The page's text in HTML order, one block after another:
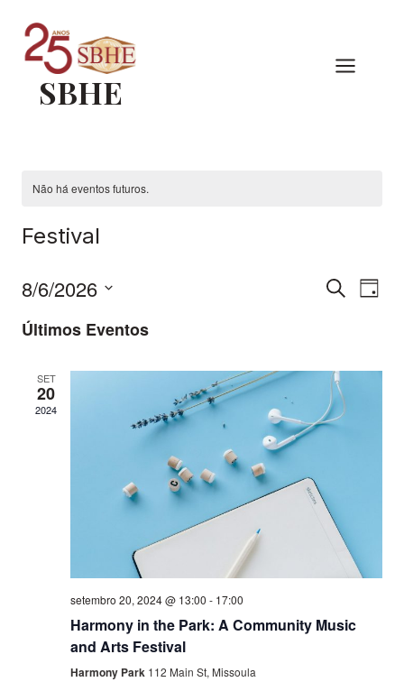
para
ConteúdoSBHE
Não há eventos futuros.
Festival
de
de
Procurar
Dia
8/6/2026
a
Últimos Eventos
SET
20
2024
setembro 20, 2024 @ 13:00 - 17:00
Harmony in the Park: A Community Music
and Arts Festival
Harmony Park 112 Main St, Missoula